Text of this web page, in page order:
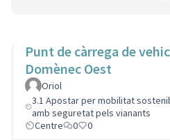
Punt de càrrega de
Domènec Oest
Oriol
3.1 Apostar per mobilitat
amb seguretat pels vianants
Centre
0 0